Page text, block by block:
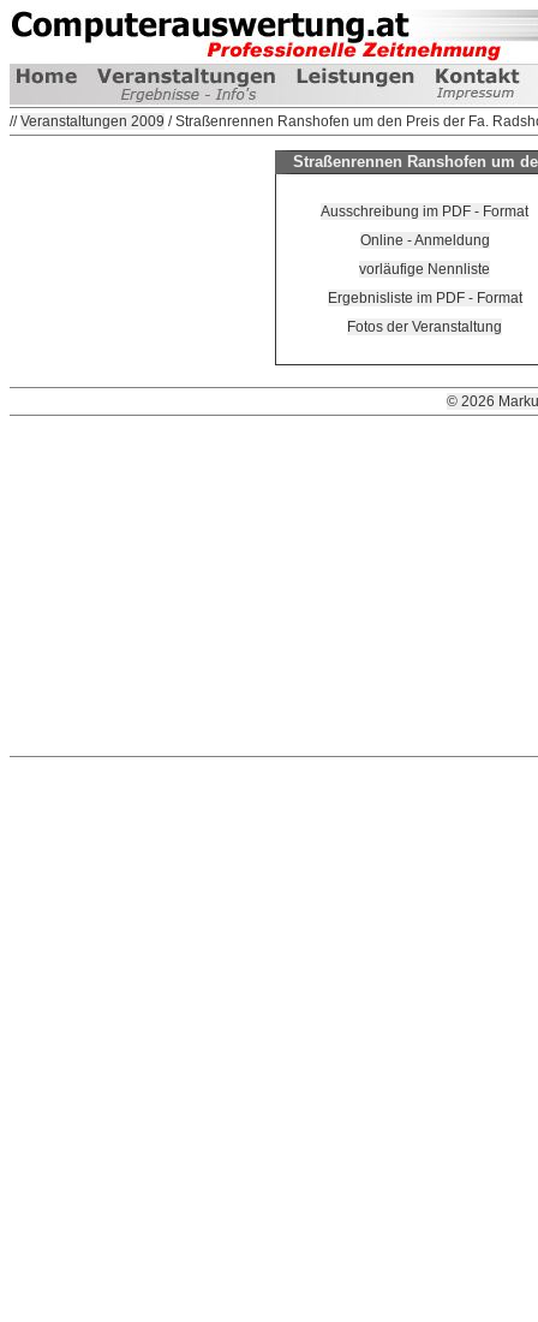
//Veranstaltungen 2009 / Straßenrennen Ranshofen um den Preis der Fa.
Straßenrennen Ranshofen um
Ausschreibung im PDF - Format
Online - Anmeldung
vorläufige Nennliste
Ergebnisliste im PDF - Format
Fotos der Veranstaltung
© 2026